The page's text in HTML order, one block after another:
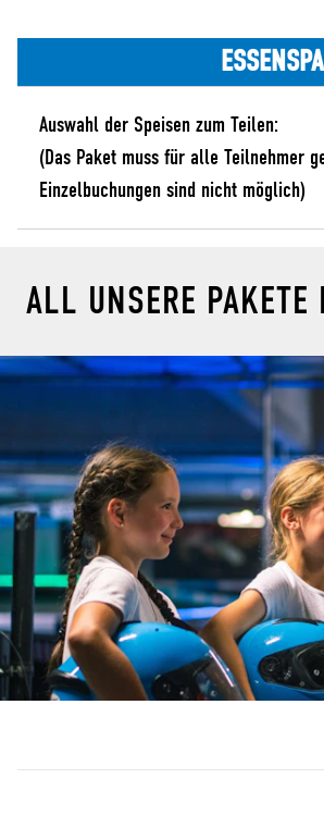
Auswahl der Speisen zum Teilen:
(Das Paket muss für alle Teilnehmer
Einzelbuchungen sind nicht möglich)
ALL UNSERE PAKETE